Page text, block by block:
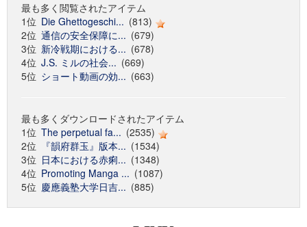
最も多く閲覧されたアイテム
1位 Die Ghettogeschi... (813)
2位 通信の安全保障に... (679)
3位 新冷戦期における... (678)
4位 J.S. ミルの社会... (669)
5位 ショート動画の効... (663)
最も多くダウンロードされたアイテム
1位 The perpetual fa... (2535)
2位
『韻府群玉』版本... (1534)
3位 日本における赤痢... (1348)
4位 Promoting Manga ... (1087)
5位 慶應義塾大学日吉... (885)